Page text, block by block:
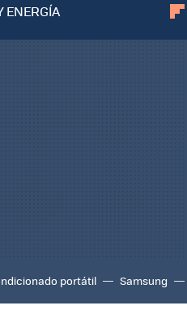
ENERGÍA
portátil Samsung